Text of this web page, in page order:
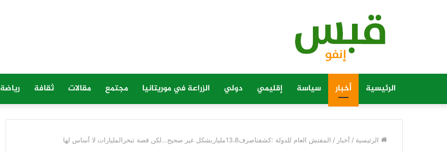
الرئيسية أخبار سياسة إقليمي دولي الزراعة في موريتانيا مجتمع مقالات ثقافة رياضة
الرئيسية / أخبار / المفتش العام للدولة :كشفناصرف13،8ملياربشكل غير صحيح…لكن قصة تبخرالمليارات لا أساس لها